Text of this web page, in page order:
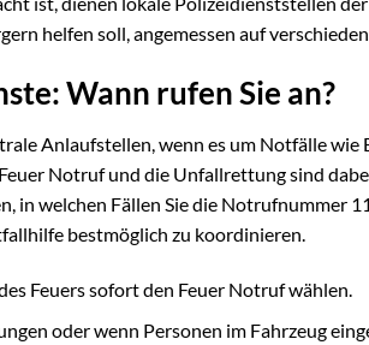
helfen soll, angemessen auf
Wann rufen Sie an?
Anlaufstellen, wenn es um Notfälle wie
Notruf und die Unfallrettung sind
in welchen Fällen Sie die Notrufnummer
bestmöglich zu koordinieren.
Feuers sofort den Feuer Notruf wählen.
oder wenn Personen im Fahrzeug